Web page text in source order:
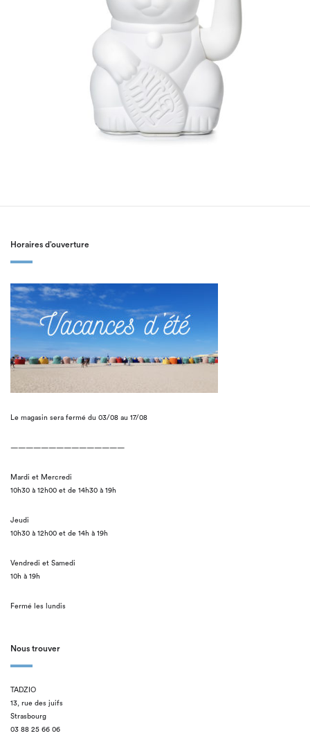
Horaires d’ouverture
Le magasin sera fermé du 03/08 au 17/08
———————————————
Mardi et Mercredi
10h30 à 12h00 et de 14h30 à 19h
Jeudi
10h30 à 12h00 et de 14h à 19h
Vendredi et Samedi
10h à 19h
Fermé les lundis
Nous trouver
TADZIO
13, rue des juifs
Strasbourg
03 88 25 66 06